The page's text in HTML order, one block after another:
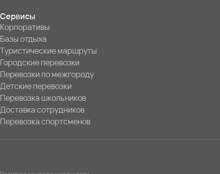
Сервисы
Корпоративы
Базы отдыха
Туристические маршруты
Городские перевозки
Перевозки по межгороду
Детские перевозки
Перевозка школьников
Доставка сотрудников
Перевозка спортсменов